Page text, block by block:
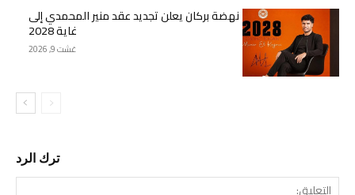
نهضة بركان يعلن تجديد عقد منير المحمدي إلى
غاية 2028
غشت 9, 2026
ترك الرد